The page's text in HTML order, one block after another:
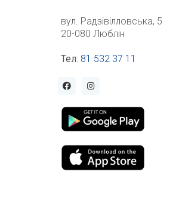
вул. Радзівілловська, 5
20-080 Люблін
Тел: 81 532 37 11